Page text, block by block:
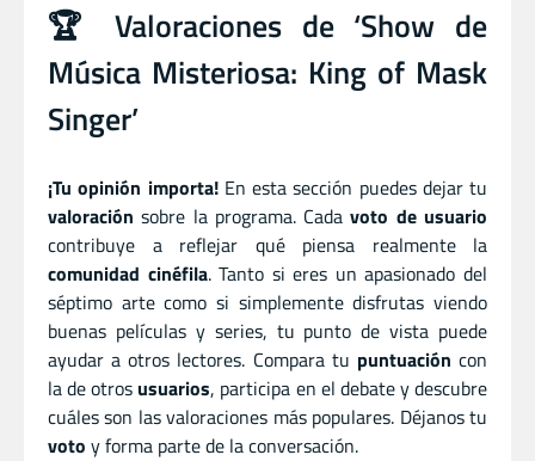
🏆 Valoraciones de ‘Show de
Música Misteriosa: King of Mask
Singer’
¡Tu opinión importa!En esta sección puedes dejar tu
valoración sobre la programa. Cadavoto de usuario
contribuye a reflejar qué piensa realmente la
comunidad cinéfila. Tanto si eres un apasionado del
séptimo arte como si simplemente disfrutas viendo
buenas películas y series, tu punto de vista puede
ayudar a otros lectores. Compara tu puntuación con
la de otros usuarios, participa en el debate y descubre
cuáles son las valoraciones más populares. Déjanos tu
voto y forma parte de la conversación.